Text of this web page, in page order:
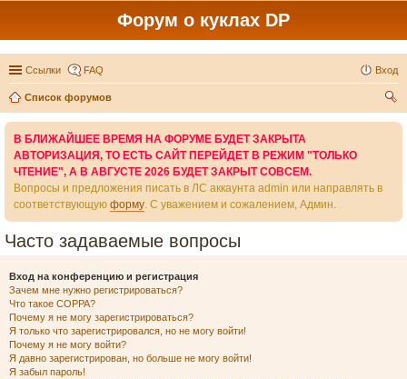
Форум о куклах DP
Ссылки FAQ Вход
Список форумов
В БЛИЖАЙШЕЕ ВРЕМЯ НА ФОРУМЕ БУДЕТ ЗАКРЫТА
АВТОРИЗАЦИЯ, ТО ЕСТЬ САЙТ ПЕРЕЙДЕТ В РЕЖИМ "ТОЛЬКО
ЧТЕНИЕ", А В АВГУСТЕ 2026 БУДЕТ ЗАКРЫТ СОВСЕМ.
Вопросы и предложения писать в ЛС аккаунта admin или направлять в
соответствующую форму. С уважением и сожалением, Админ.
Часто задаваемые вопросы
Вход на конференцию и регистрация
Зачем мне нужно регистрироваться?
Что такое COPPA?
Почему я не могу зарегистрироваться?
Я только что зарегистрировался, но не могу войти!
Почему я не могу войти?
Я давно зарегистрирован, но больше не могу войти!
Я забыл пароль!